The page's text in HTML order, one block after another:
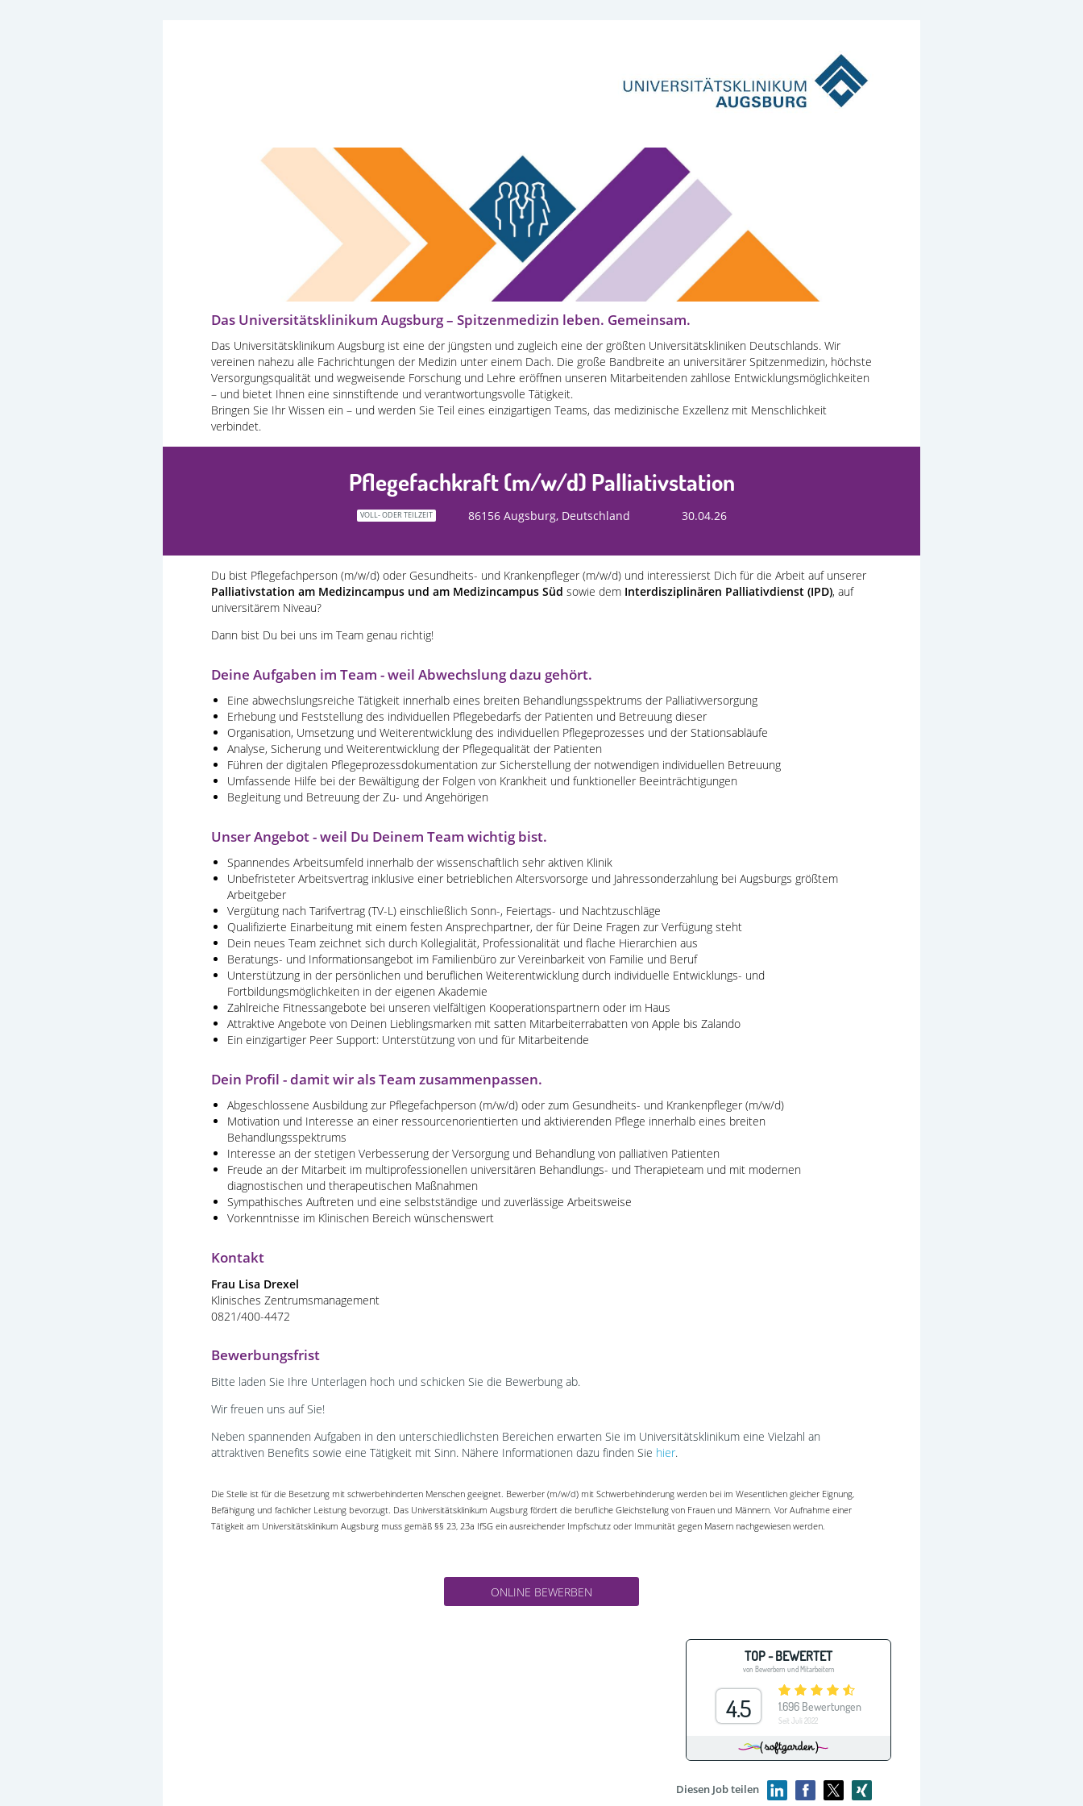
Das Universitätsklinikum Augsburg – Spitzenmedizin leben. Gemeinsam.
Das Universitätsklinikum Augsburg ist eine der jüngsten und zugleich eine der größten Universitätskliniken Deutschlands. Wir
vereinen nahezu alle Fachrichtungen der Medizin unter einem Dach. Die große Bandbreite an universitärer Spitzenmedizin, höchste
Versorgungsqualität und wegweisende Forschung und Lehre eröffnen unseren Mitarbeitenden zahllose Entwicklungsmöglichkeiten
– und bietet Ihnen eine sinnstiftende und verantwortungsvolle Tätigkeit.
Bringen Sie Ihr Wissen ein – und werden Sie Teil eines einzigartigen Teams, das medizinische Exzellenz mit Menschlichkeit
verbindet.
Pflegefachkraft (m/w/d) Palliativstation
VOLL- ODER TEILZEIT 86156 Augsburg, Deutschland 30.04.26
Du bist Pflegefachperson (m/w/d) oder Gesundheits- und Krankenpfleger (m/w/d) und interessierst Dich für die Arbeit auf unserer
Palliativstation am Medizincampus und am Medizincampus Süd sowie dem Interdisziplinären Palliativdienst (IPD), auf
universitärem Niveau?
Dann bist Du bei uns im Team genau richtig!
Deine Aufgaben im Team - weil Abwechslung dazu gehört.
Eine abwechslungsreiche Tätigkeit innerhalb eines breiten Behandlungsspektrums der Palliativversorgung
Erhebung und Feststellung des individuellen Pflegebedarfs der Patienten und Betreuung dieser
Organisation, Umsetzung und Weiterentwicklung des individuellen Pflegeprozesses und der Stationsabläufe
Analyse, Sicherung und Weiterentwicklung der Pflegequalität der Patienten
Führen der digitalen Pflegeprozessdokumentation zur Sicherstellung der notwendigen individuellen Betreuung
Umfassende Hilfe bei der Bewältigung der Folgen von Krankheit und funktioneller Beeinträchtigungen
Begleitung und Betreuung der Zu- und Angehörigen
Unser Angebot - weil Du Deinem Team wichtig bist.
Spannendes Arbeitsumfeld innerhalb der wissenschaftlich sehr aktiven Klinik
Unbefristeter Arbeitsvertrag inklusive einer betrieblichen Altersvorsorge und Jahressonderzahlung bei Augsburgs größtem
Arbeitgeber
Vergütung nach Tarifvertrag (TV-L) einschließlich Sonn-, Feiertags- und Nachtzuschläge
Qualifizierte Einarbeitung mit einem festen Ansprechpartner, der für Deine Fragen zur Verfügung steht
Dein neues Team zeichnet sich durch Kollegialität, Professionalität und flache Hierarchien aus
Beratungs- und Informationsangebot im Familienbüro zur Vereinbarkeit von Familie und Beruf
Unterstützung in der persönlichen und beruflichen Weiterentwicklung durch individuelle Entwicklungs- und
Fortbildungsmöglichkeiten in der eigenen Akademie
Zahlreiche Fitnessangebote bei unseren vielfältigen Kooperationspartnern oder im Haus
Attraktive Angebote von Deinen Lieblingsmarken mit satten Mitarbeiterrabatten von Apple bis Zalando
Ein einzigartiger Peer Support: Unterstützung von und für Mitarbeitende
Dein Profil - damit wir als Team zusammenpassen.
Abgeschlossene Ausbildung zur Pflegefachperson (m/w/d) oder zum Gesundheits- und Krankenpfleger (m/w/d)
Motivation und Interesse an einer ressourcenorientierten und aktivierenden Pflege innerhalb eines breiten
Behandlungsspektrums
Interesse an der stetigen Verbesserung der Versorgung und Behandlung von palliativen Patienten
Freude an der Mitarbeit im multiprofessionellen universitären Behandlungs- und Therapieteam und mit modernen
diagnostischen und therapeutischen Maßnahmen
Sympathisches Auftreten und eine selbstständige und zuverlässige Arbeitsweise
Vorkenntnisse im Klinischen Bereich wünschenswert
Kontakt
Frau Lisa Drexel
Klinisches Zentrumsmanagement
0821/400-4472
Bewerbungsfrist
Bitte laden Sie Ihre Unterlagen hoch und schicken Sie die Bewerbung ab.
Wir freuen uns auf Sie!
Neben spannenden Aufgaben in den unterschiedlichsten Bereichen erwarten Sie im Universitätsklinikum eine Vielzahl an
attraktiven Benefits sowie eine Tätigkeit mit Sinn. Nähere Informationen dazu finden Sie hier.
Die Stelle ist für die Besetzung mit schwerbehinderten Menschen geeignet. Bewerber (m/w/d) mit Schwerbehinderung werden bei im Wesentlichen gleicher Eignung,
Befähigung und fachlicher Leistung bevorzugt. Das Universitätsklinikum Augsburg fördert die berufliche Gleichstellung von Frauen und Männern. Vor Aufnahme einer
Tätigkeit am Universitätsklinikum Augsburg muss gemäß §§ 23, 23a IfSG ein ausreichender Impfschutz oder Immunität gegen Masern nachgewiesen werden.
ONLINE BEWERBEN
Diesen Job teilen